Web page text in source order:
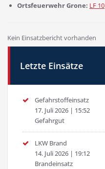
Ortsfeuerwehr Grone: LF 10
Kein Einsatzbericht vorhanden
Letzte Einsätze
Gefahrstoffeinsatz
17. Juli 2026 | 15:52
Gefahrgut
LKW Brand
14. Juli 2026 | 19:12
Brandeinsatz